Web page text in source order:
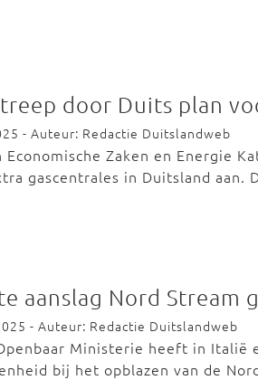
door Duits plan
- Auteur: Redactie Duitslandweb
Zaken en Energie
gascentrales in Duitsland aan.
aanslag Nord Stream
- Auteur: Redactie Duitslandweb
Ministerie heeft in Italië
bij het opblazen van de